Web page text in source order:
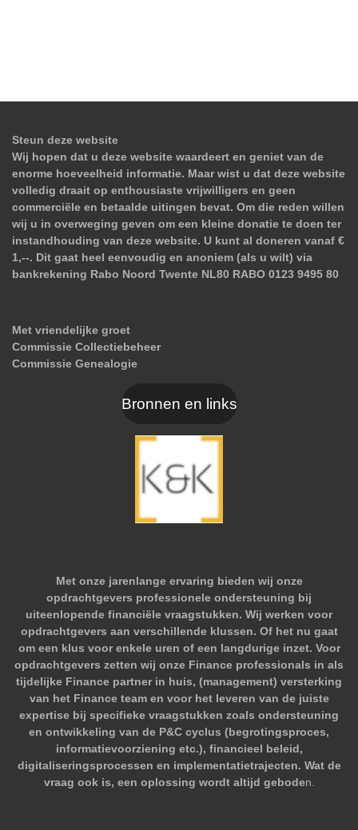
Steun deze website
Wij hopen dat u deze website waardeert en geniet van de
enorme hoeveelheid informatie. Maar wist u dat deze website
volledig draait op enthousiaste vrijwilligers en geen
commerciële en betaalde uitingen bevat. Om die reden willen
wij u in overweging geven om een kleine donatie te doen ter
instandhouding van deze website. U kunt al doneren vanaf €
1,--. Dit gaat heel eenvoudig en anoniem (als u wilt) via
bankrekening Rabo Noord Twente NL80 RABO 0123 9495 80
Met vriendelijke groet
Commissie Collectiebeheer
Commissie Genealogie
Bronnen en links
Met onze jarenlange ervaring bieden wij onze
opdrachtgevers professionele ondersteuning bij
uiteenlopende financiële vraagstukken. Wij werken voor
opdrachtgevers aan verschillende klussen. Of het nu gaat
om een klus voor enkele uren of een langdurige inzet. Voor
opdrachtgevers zetten wij onze Finance professionals in als
tijdelijke Finance partner in huis, (management) versterking
van het Finance team en voor het leveren van de juiste
expertise bij specifieke vraagstukken zoals ondersteuning
en ontwikkeling van de P&C cyclus (begrotingsproces,
informatievoorziening etc.), financieel beleid,
digitaliseringsprocessen en implementatietrajecten. Wat de
vraag ook is, een oplossing wordt altijd geboden.